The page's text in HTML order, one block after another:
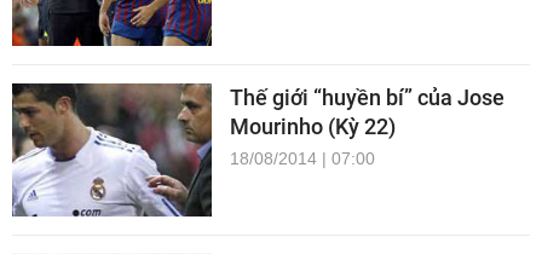
Thế giới “huyền bí” của Jose
Mourinho (Kỳ 22)
18/08/2014 | 07:00